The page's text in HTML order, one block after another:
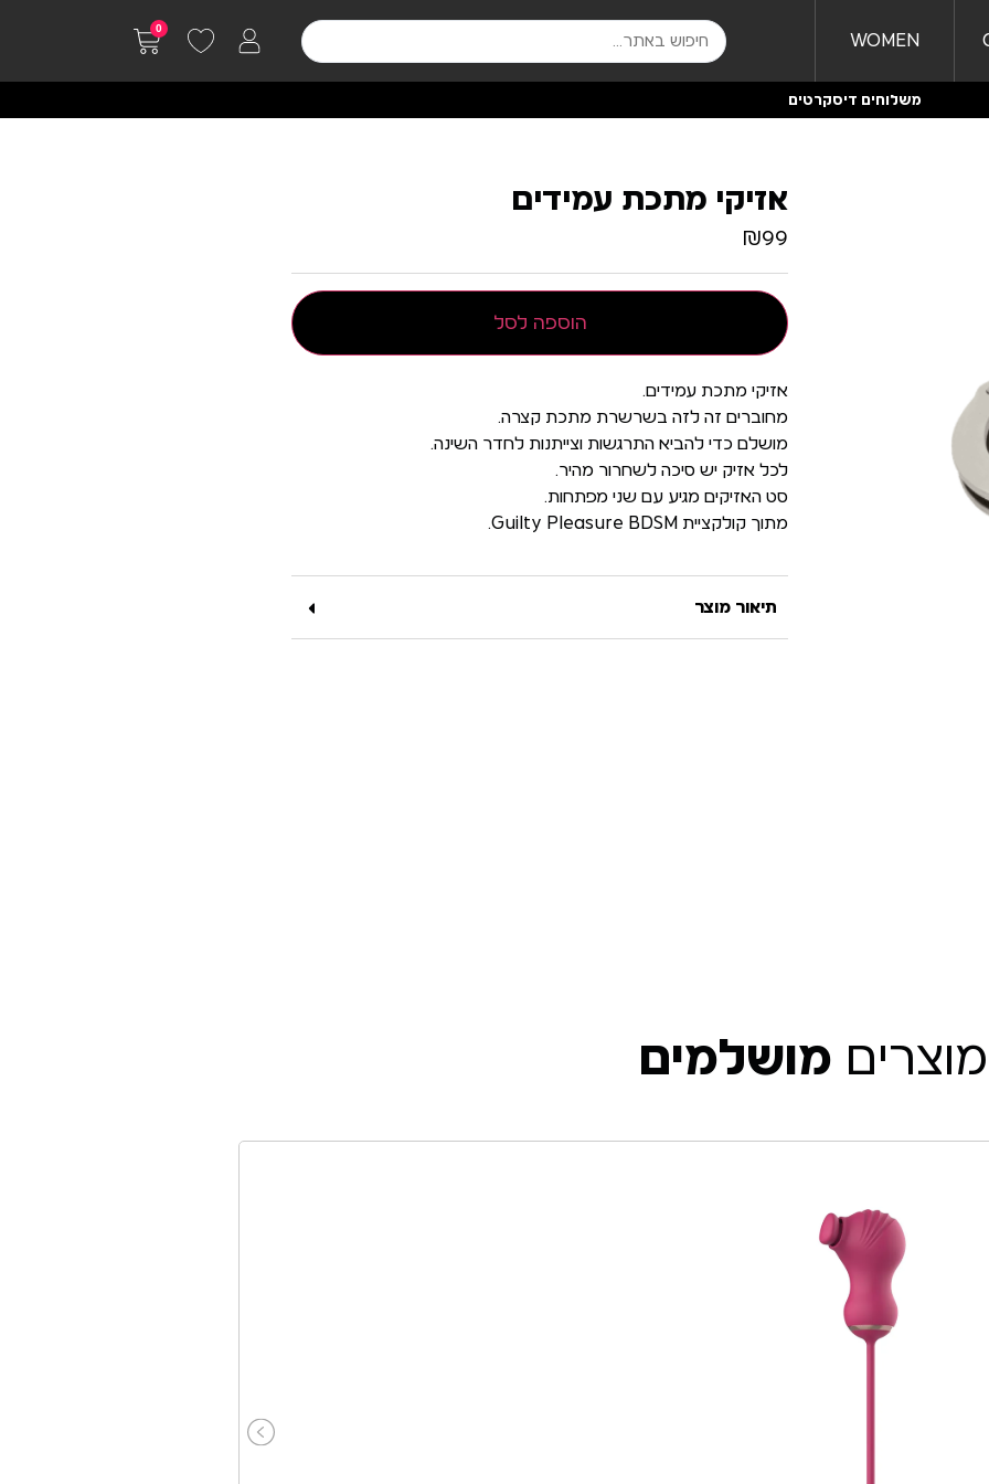
WOMEN
0
משלוחים דיסקרטים
אזיקי מתכת עמידים
₪99
הוספה לסל
אזיקי מתכת עמידים.
מחוברים זה לזה בשרשרת מתכת קצרה.
מושלם כדי להביא התרגשות וצייתנות לחדר השינה.
לכל אזיק יש סיכה לשחרור מהיר.
סט האזיקים מגיע עם שני מפתחות.
מתוך קולקציית Guilty Pleasure BDSM.
תיאור מוצר
מושלמים